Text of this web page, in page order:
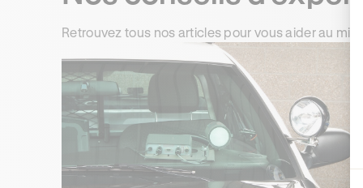
Retrouvez tous nos articles pour vous aider au